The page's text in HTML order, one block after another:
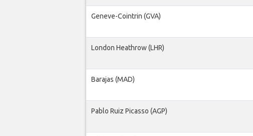
Geneve-Cointrin (GVA)
London Heathrow (LHR)
Barajas (MAD)
Pablo Ruiz Picasso (AGP)